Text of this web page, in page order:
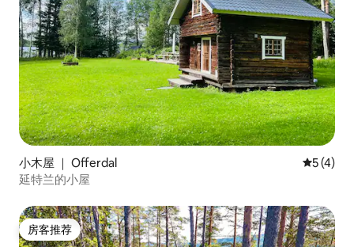
小木屋 ｜ Offerdal 平均评分
5 (4)
延特兰的小屋
房客推荐
房客推荐